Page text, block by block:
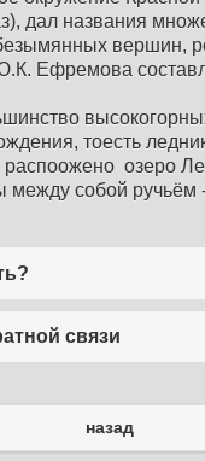
дал названия
вершин,
Ефремова
тоесть
озеро
между собой ручьём
связи
назад